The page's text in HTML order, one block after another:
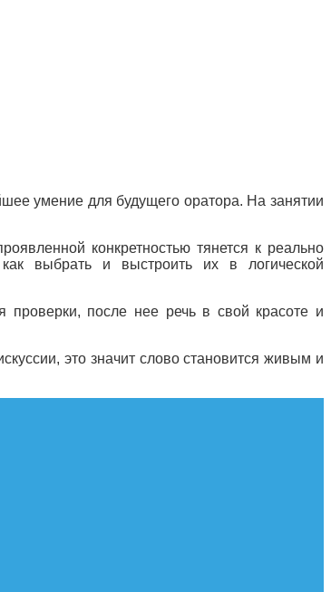
умение для будущего оратора. На занятии
конкретностью тянется к реально
выбрать и выстроить их в логической
после нее речь в свой красоте и
это значит слово становится живым и